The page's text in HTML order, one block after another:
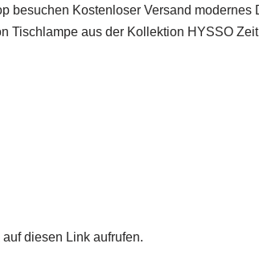
besuchen Kostenloser Versand
Tischlampe aus der Kollektion HYSSO
diesen Link aufrufen.